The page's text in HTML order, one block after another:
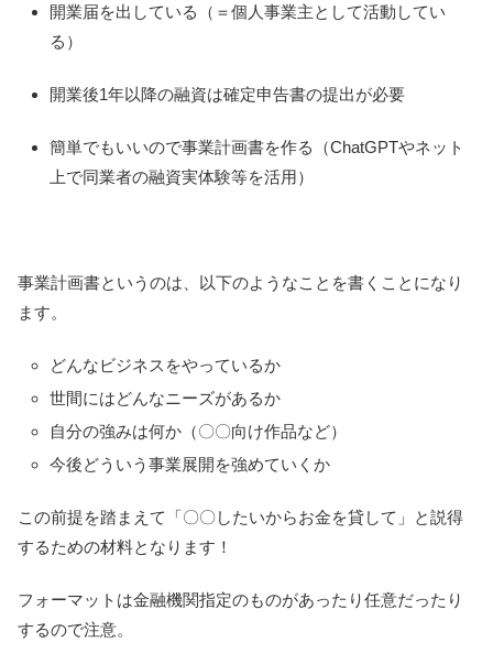
開業届を出している（＝個人事業主として活動してい
る）
開業後1年以降の融資は確定申告書の提出が必要
簡単でもいいので事業計画書を作る（ChatGPTやネット
上で同業者の融資実体験等を活用）
事業計画書というのは、以下のようなことを書くことになり
ます。
どんなビジネスをやっているか
世間にはどんなニーズがあるか
自分の強みは何か（〇〇向け作品など）
今後どういう事業展開を強めていくか
この前提を踏まえて「〇〇したいからお金を貸して」と説得
するための材料となります！
フォーマットは金融機関指定のものがあったり任意だったり
するので注意。